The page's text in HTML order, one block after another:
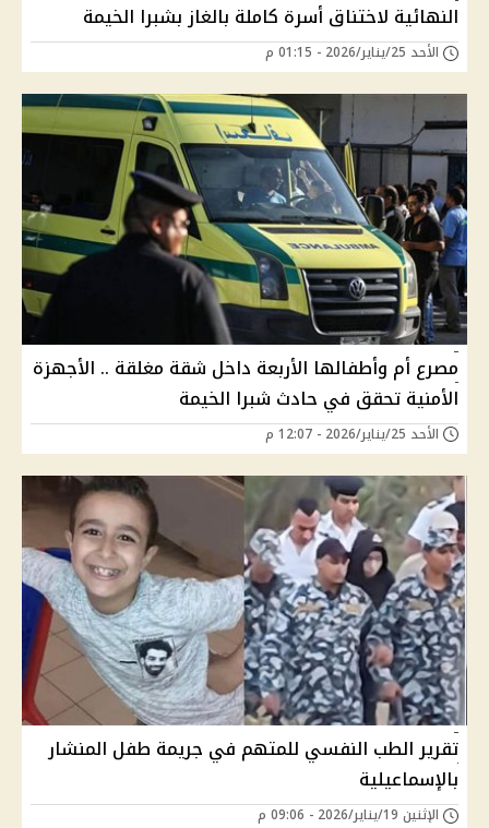
النهائية لاختناق أسرة كاملة بالغاز بشبرا الخيمة
الأحد 25/يناير/2026 - 01:15 م
مصرع أم وأطفالها الأربعة داخل شقة مغلقة .. الأجهزة
الأمنية تحقق في حادث شبرا الخيمة
الأحد 25/يناير/2026 - 12:07 م
تقرير الطب النفسي للمتهم في جريمة طفل المنشار
بالإسماعيلية
الإثنين 19/يناير/2026 - 09:06 م